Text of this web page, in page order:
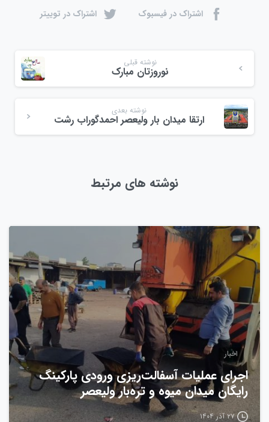
اشتراک در فیسبوک اشتراک در توییتر
نوشته قبلی
نوروزتان مبارک
نوشته بعدی
ارتقا میدان بار ولیعصر احمدگوراب رشت
نوشته های مرتبط
اخبار
اجرای عملیات آسفالت‌ریزی ورودی پارکینگ
رایگان میدان میوه و تره‌بار ولیعصر
۲۷ آذر ۱۴۰۴